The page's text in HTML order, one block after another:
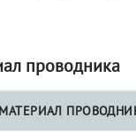
проводника
МАТЕРИАЛ